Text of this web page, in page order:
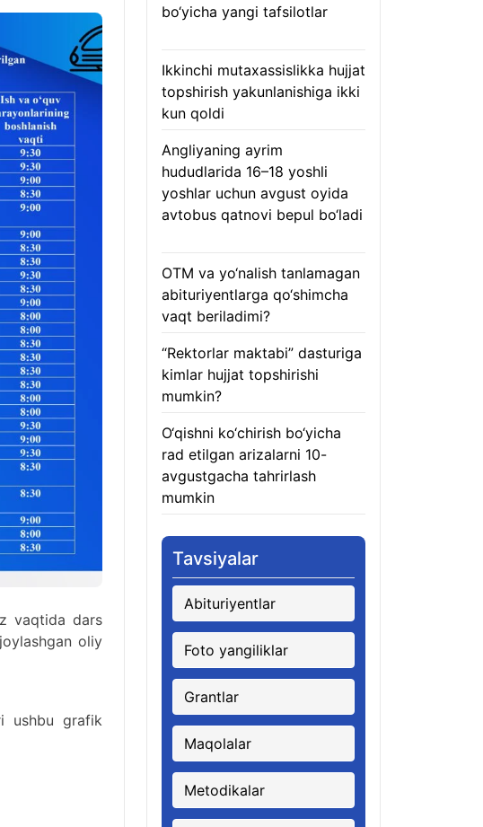
vaqtida dars
oliy
ushbu grafik
bo‘yicha yangi tafsilotlar
Ikkinchi mutaxassislikka hujjat
topshirish yakunlanishiga ikki
kun qoldi
Angliyaning ayrim
hududlarida 16–18 yoshli
yoshlar uchun avgust oyida
avtobus qatnovi bepul bo‘ladi
OTM va yo‘nalish tanlamagan
abituriyentlarga qo‘shimcha
vaqt beriladimi?
“Rektorlar maktabi” dasturiga
kimlar hujjat topshirishi
mumkin?
O‘qishni ko‘chirish bo‘yicha
rad etilgan arizalarni 10-
avgustgacha tahrirlash
mumkin
Tavsiyalar
Abituriyentlar
Foto yangiliklar
Grantlar
Maqolalar
Metodikalar